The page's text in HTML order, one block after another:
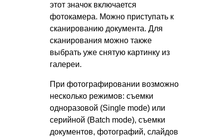
этот значок включается
фотокамера. Можно приступать к
сканированию документа. Для
сканирования можно также
выбрать уже снятую картинку из
галереи.
При фотографировании возможно
несколько режимов: съемки
одноразовой (Single mode) или
серийной (Batch mode), съемки
документов, фотографий, слайдов